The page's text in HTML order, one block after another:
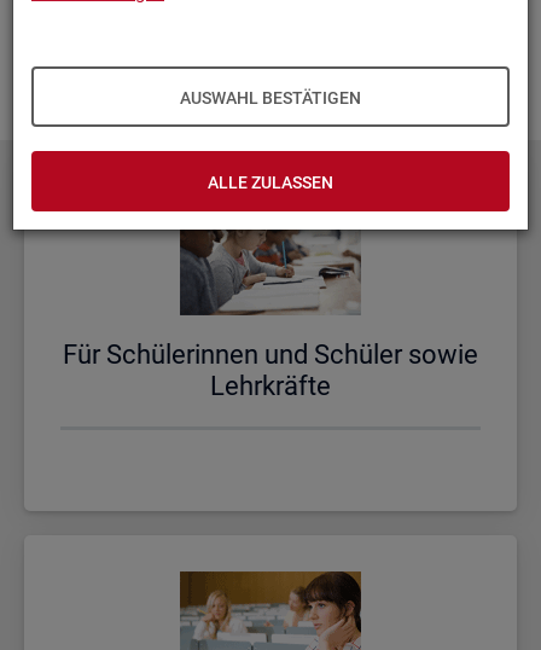
AUSWAHL BESTÄTIGEN
ALLE ZULASSEN
das gern in un­se­re Pla­nun­gen auf.
Für Schü­le­rin­nen und Schü­ler sowie
Lehr­kräf­te